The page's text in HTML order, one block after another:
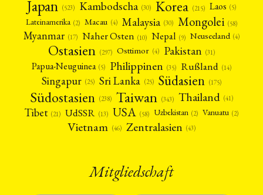
Japan (523) Kambodscha (30) Korea (215) Laos (5)
Lateinamerika (2) Macau (4) Malaysia (30) Mongolei (58)
Myanmar (17) Naher Osten (10) Nepal (9) Neuseeland (4)
Ostasien (297) Osttimor (4) Pakistan (31)
Papua-Neuguinea (5) Philippinen (35) Rußland (14)
Singapur (25) Sri Lanka (25) Südasien (175)
Südostasien (238) Taiwan (343) Thailand (41)
Tibet (21) UdSSR (13) USA (58) Uzbekistan (2) Vanuatu (2)
Vietnam (46) Zentralasien (43)
Mitgliedschaft